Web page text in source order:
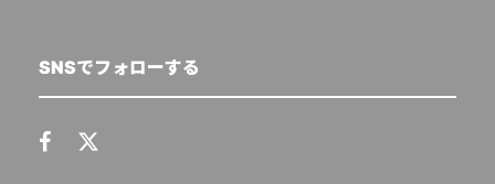
SNSでフォローする